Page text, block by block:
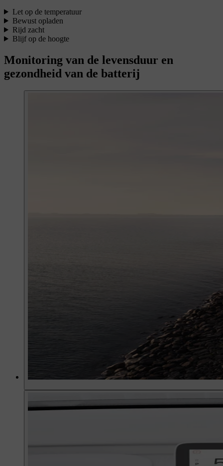
Let op de temperatuur
Bewust opladen
Rijd zacht
Blijf op de hoogte
Monitoring van de levensduur en
gezondheid van de batterij